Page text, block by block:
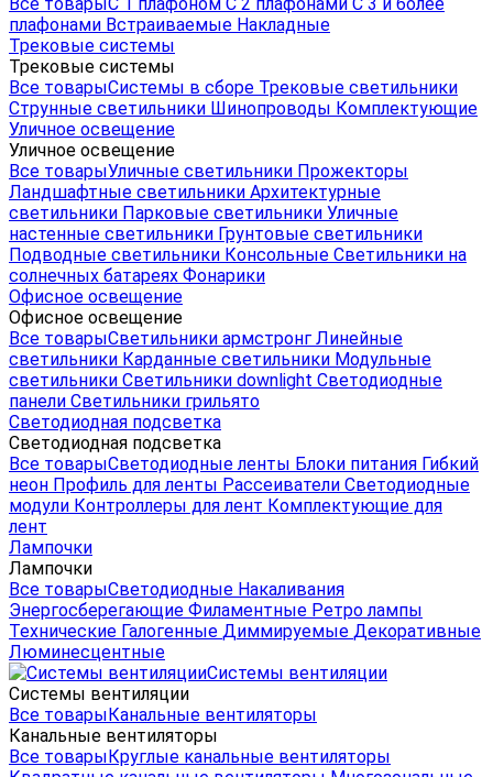
плафонами Встраиваемые Накладные
Трековые системы
Трековые системы
Все товарыСистемы в сборе Трековые светильники
Струнные светильники Шинопроводы Комплектующие
Уличное освещение
Уличное освещение
Все товарыУличные светильники Прожекторы
Ландшафтные светильники Архитектурные
светильники Парковые светильники Уличные
настенные светильники Грунтовые светильники
Подводные светильники Консольные Светильники на
солнечных батареях Фонарики
Офисное освещение
Офисное освещение
Все товарыСветильники армстронг Линейные
светильники Карданные светильники Модульные
светильники Светильники downlight Светодиодные
панели Светильники грильято
Светодиодная подсветка
Светодиодная подсветка
Все товарыСветодиодные ленты Блоки питания Гибкий
неон Профиль для ленты Рассеиватели Светодиодные
модули Контроллеры для лент Комплектующие для
лент
Лампочки
Лампочки
Все товарыСветодиодные Накаливания
Энергосберегающие Филаментные Ретро лампы
Технические Галогенные Диммируемые Декоративные
Люминесцентные
Системы вентиляции
Системы вентиляции
Все товарыКанальные вентиляторы
Канальные вентиляторы
Все товарыКруглые канальные вентиляторы